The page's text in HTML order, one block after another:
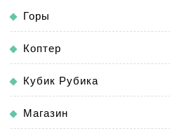
Горы
Коптер
Кубик Рубика
Магазин